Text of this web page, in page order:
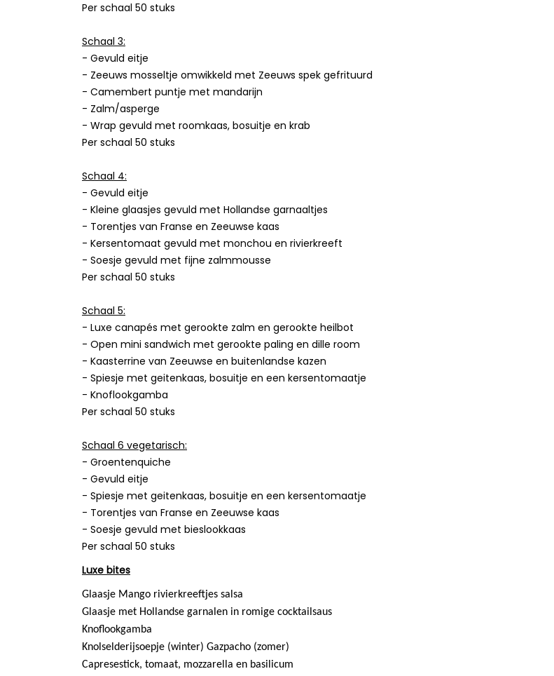
Per schaal 50 stuks
Schaal 3:
- Gevuld eitje
- Zeeuws mosseltje omwikkeld met Zeeuws spek gefrituurd
- Camembert puntje met mandarijn
- Zalm/asperge
- Wrap gevuld met roomkaas, bosuitje en krab
Per schaal 50 stuks
Schaal 4:
- Gevuld eitje
- Kleine glaasjes gevuld met Hollandse garnaaltjes
- Torentjes van Franse en Zeeuwse kaas
- Kersentomaat gevuld met monchou en rivierkreeft
- Soesje gevuld met fijne zalmmousse
Per schaal 50 stuks
Schaal 5:
- Luxe canapés met gerookte zalm en gerookte heilbot
- Open mini sandwich met gerookte paling en dille room
- Kaasterrine van Zeeuwse en buitenlandse kazen
- Spiesje met geitenkaas, bosuitje en een kersentomaatje
- Knoflookgamba
Per schaal 50 stuks
Schaal 6 vegetarisch:
- Groentenquiche
- Gevuld eitje
- Spiesje met geitenkaas, bosuitje en een kersentomaatje
- Torentjes van Franse en Zeeuwse kaas
- Soesje gevuld met bieslookkaas
Per schaal 50 stuks
Luxe bites
Glaasje Mango rivierkreeftjes salsa
Glaasje met Hollandse garnalen in romige cocktailsaus
Knoflookgamba
Knolselderijsoepje (winter) Gazpacho (zomer)
Capresestick, tomaat, mozzarella en basilicum